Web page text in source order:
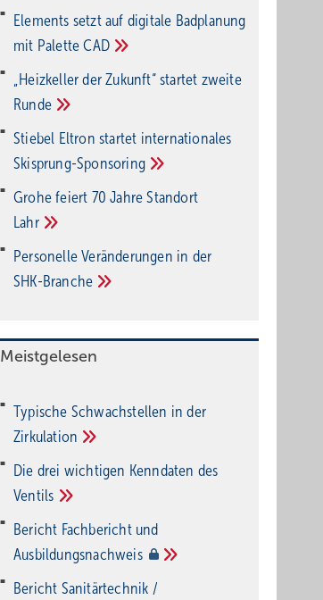
Elements setzt auf di­gi­ta­le Bad­pla­nung
mit PaletteCAD
„Heizkeller der Zu­kunft“ star­tet zwei­te
Run­de
Stiebel Eltron startet internatio­nales
Ski­sprung-Spon­soring
Grohe feiert 70 Jahre Standort
Lahr
Personelle Veränderungen in der
SHK-Branche
Meistgelesen
Typische Schwachstellen in der
Zirkulation
Die drei wichtigen Kenndaten des
Ventils
Bericht Fachbericht und
Ausbildungsnachweis
Bericht Sanitärtechnik /